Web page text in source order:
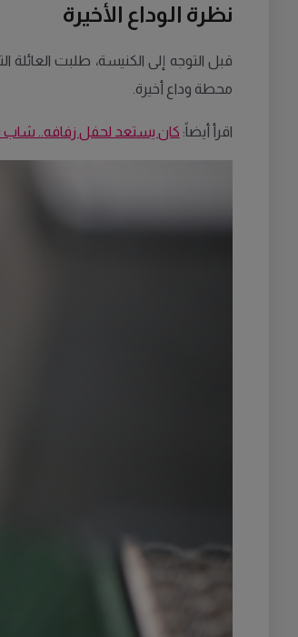
نظرة الوداع الأخيرة
قبل التوجه إلى الكنيسة، طلبت العائلة
محطة وداع أخيرة.
اقرأ أيضاً: كان يستعد لحفل زفافه..